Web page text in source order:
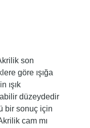
son
göre ışığa
ışık
düzeydedir
bir sonuç için
cam mı